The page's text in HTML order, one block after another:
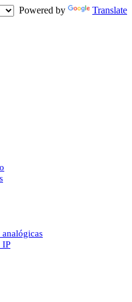
Powered by Translate
analógicas
IP